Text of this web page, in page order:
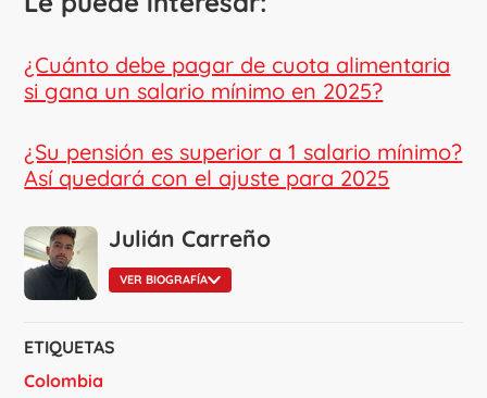
¿Cuánto debe pagar de cuota alimentaria
si gana un salario mínimo en 2025?
¿Su pensión es superior a 1 salario mínimo?
Así quedará con el ajuste para 2025
Julián Carreño
VER BIOGRAFÍA
ETIQUETAS
Colombia